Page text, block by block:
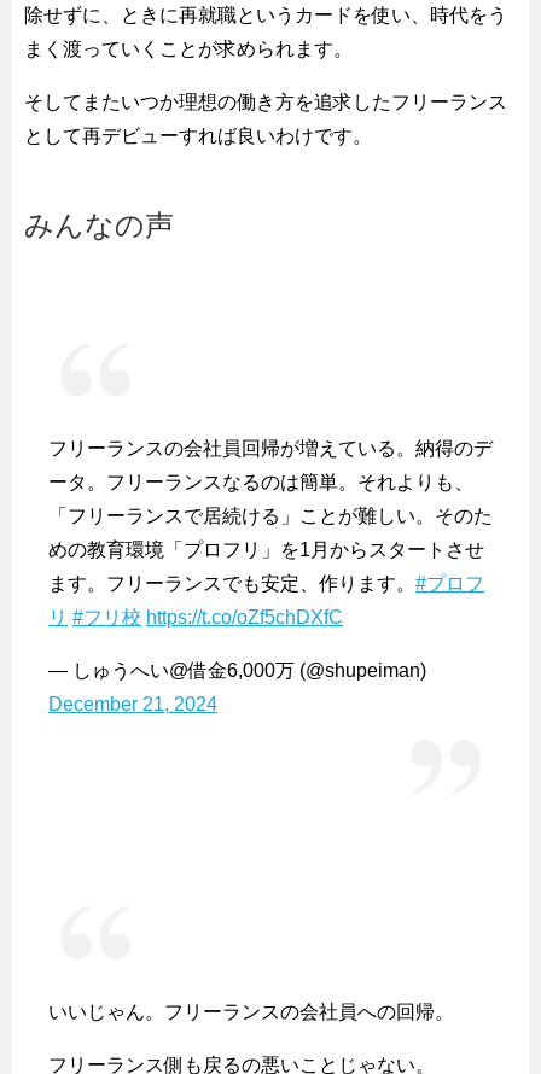
除せずに、ときに再就職というカードを使い、時代をう
まく渡っていくことが求められます。
そしてまたいつか理想の働き方を追求したフリーランス
として再デビューすれば良いわけです。
みんなの声
フリーランスの会社員回帰が増えている。納得のデ
ータ。フリーランスなるのは簡単。それよりも、
「フリーランスで居続ける」ことが難しい。そのた
めの教育環境「プロフリ」を1月からスタートさせ
ます。フリーランスでも安定、作ります。 #プロフ
リ #フリ校 https://t.co/oZf5chDXfC
— しゅうへい@借金6,000万 (@shupeiman)
December 21, 2024
いいじゃん。フリーランスの会社員への回帰。
フリーランス側も戻るの悪いことじゃない。